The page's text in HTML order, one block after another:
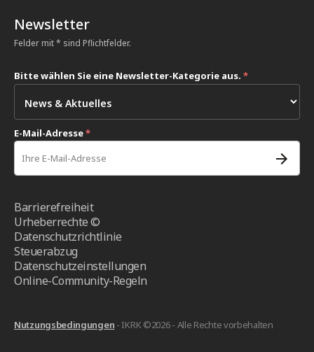
Newsletter
Felder mit * sind Pflichtfelder.
Bitte wählen Sie eine Newsletter-Kategorie aus. *
E-Mail-Adresse*
Barrierefreiheit
Urheberrechte ©
Datenschutzrichtlinie
Steuerabzug
Datenschutzeinstellungen
Online-Community-Regeln
Nutzungsbedingungen - IKRK ©2026 - Alle Rechte vorbehalten